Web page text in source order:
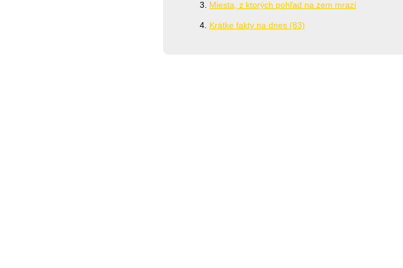
Miesta, z ktorých pohľad na zem mrazí
Krátke fakty na dnes (83)